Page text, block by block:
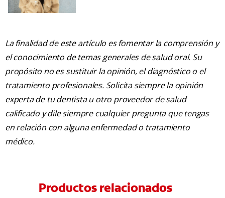
La finalidad de este artículo es fomentar la comprensión y
el conocimiento de temas generales de salud oral. Su
propósito no es sustituir la opinión, el diagnóstico o el
tratamiento profesionales. Solicita siempre la opinión
experta de tu dentista u otro proveedor de salud
calificado y dile siempre cualquier pregunta que tengas
en relación con alguna enfermedad o tratamiento
médico.
Productos relacionados